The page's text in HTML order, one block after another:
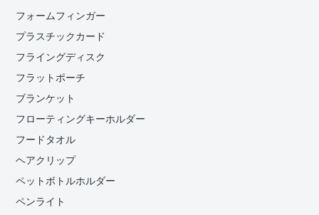
フォームフィンガー
プラスチックカード
フライングディスク
フラットポーチ
ブランケット
フローティングキーホルダー
フードタオル
ヘアクリップ
ペットボトルホルダー
ペンライト